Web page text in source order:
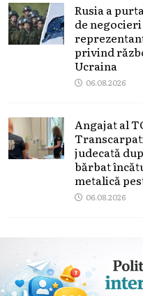
Rusia a
de
privind
Ucraina
06.08.2026
Angajat al
judecată
bărbat
metalică
06.08.2026